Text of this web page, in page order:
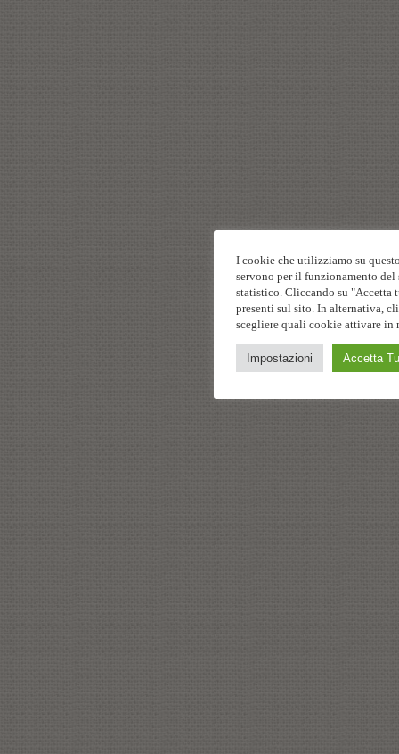
I cookie che utilizziamo su
servono per il funzionamento del
statistico. Cliccando su
presenti sul sito. In alternativa,
scegliere quali cookie attivare in
Impostazioni Accetta